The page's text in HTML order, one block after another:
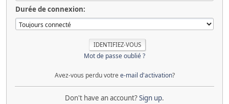
Durée de connexion:
Mot de passe oublié ?
Avez-vous perdu votre e-mail d'activation?
Don't have an account?Sign up.